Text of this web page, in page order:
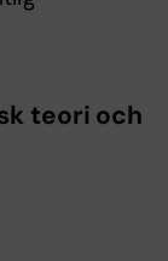
teori och